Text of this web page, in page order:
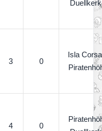
3 0
Isla
4 0